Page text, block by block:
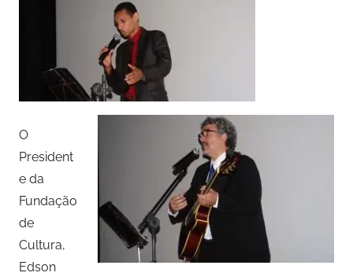
O
President
e da
Fundação
de
Cultura,
Edson